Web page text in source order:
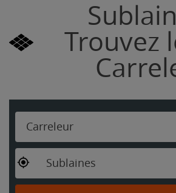
Trouvez
Carreleur
Sublaines